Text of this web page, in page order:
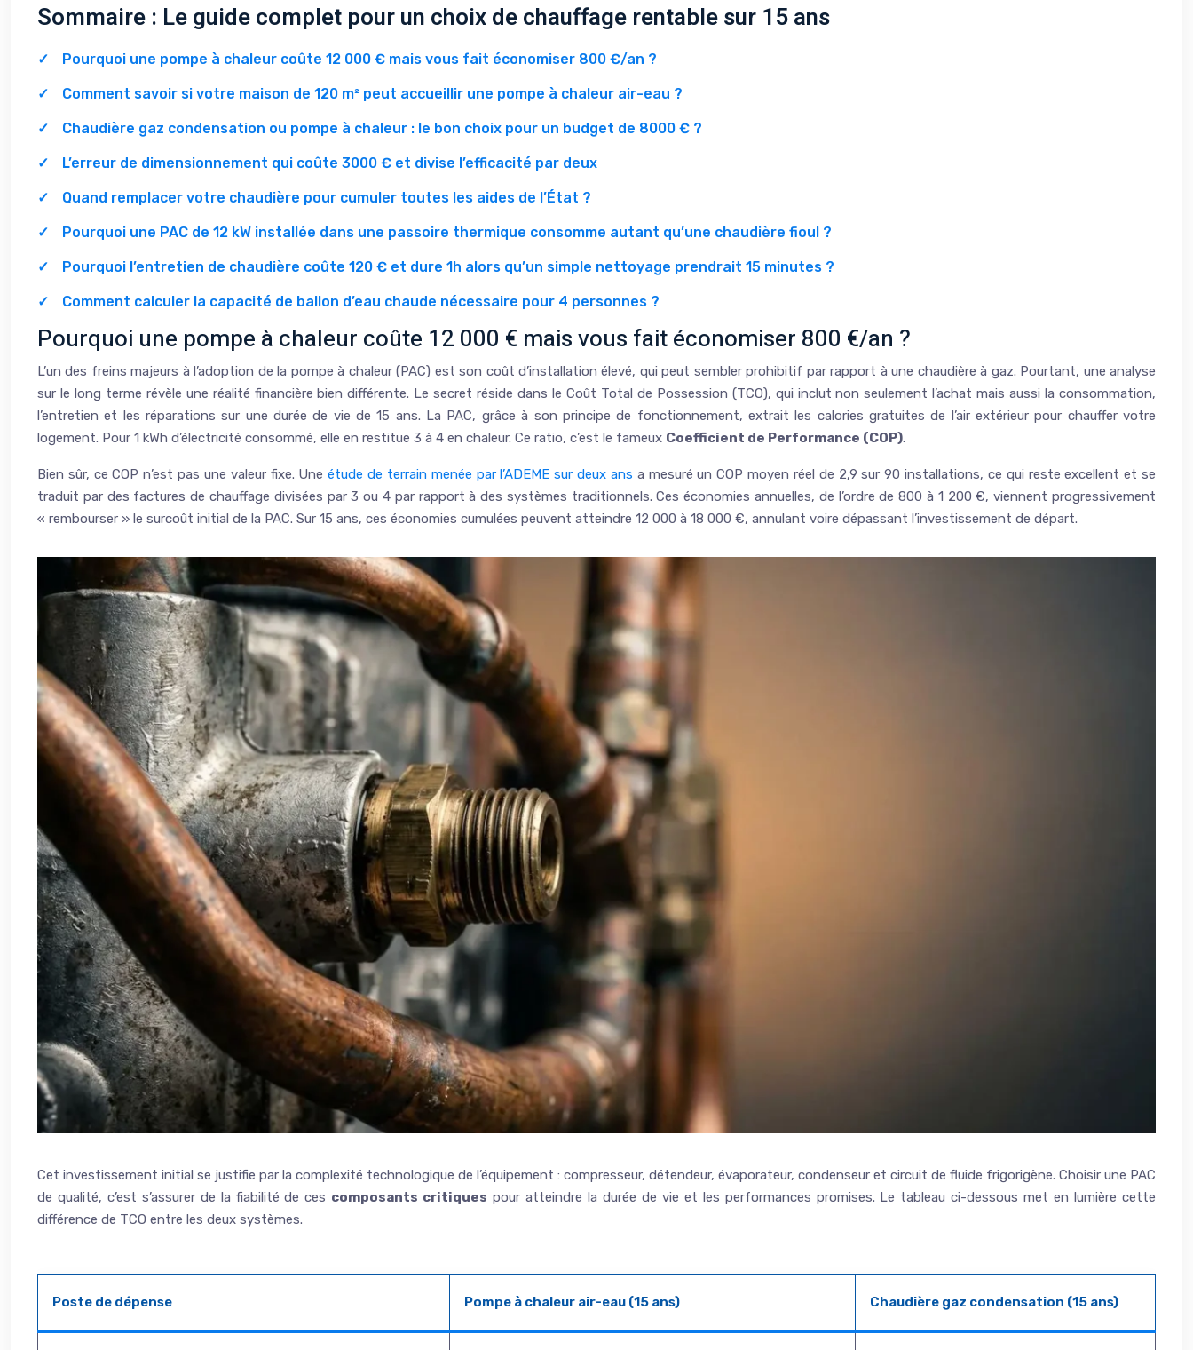
Sommaire : Le guide complet pour un choix de chauffage rentable sur 15 ans
Pourquoi une pompe à chaleur coûte 12 000 € mais vous fait économiser 800 €/an ?
Comment savoir si votre maison de 120 m² peut accueillir une pompe à chaleur air-eau ?
Chaudière gaz condensation ou pompe à chaleur : le bon choix pour un budget de 8000 € ?
L’erreur de dimensionnement qui coûte 3000 € et divise l’efficacité par deux
Quand remplacer votre chaudière pour cumuler toutes les aides de l’État ?
Pourquoi une PAC de 12 kW installée dans une passoire thermique consomme autant qu’une chaudière fioul ?
Pourquoi l’entretien de chaudière coûte 120 € et dure 1h alors qu’un simple nettoyage prendrait 15 minutes ?
Comment calculer la capacité de ballon d’eau chaude nécessaire pour 4 personnes ?
Pourquoi une pompe à chaleur coûte 12 000 € mais vous fait économiser 800 €/an ?
L’un des freins majeurs à l’adoption de la pompe à chaleur (PAC) est son coût d’installation élevé, qui peut sembler prohibitif par rapport à une chaudière à gaz. Pourtant, une analyse
sur le long terme révèle une réalité financière bien différente. Le secret réside dans le Coût Total de Possession (TCO), qui inclut non seulement l’achat mais aussi la consommation,
l’entretien et les réparations sur une durée de vie de 15 ans. La PAC, grâce à son principe de fonctionnement, extrait les calories gratuites de l’air extérieur pour chauffer votre
logement. Pour 1 kWh d’électricité consommé, elle en restitue 3 à 4 en chaleur. Ce ratio, c’est le fameux Coefficient de Performance (COP).
Bien sûr, ce COP n’est pas une valeur fixe. Uneétude de terrain menée par l’ADEME sur deux ans a mesuré un COP moyen réel de 2,9 sur 90 installations, ce qui reste excellent et se
traduit par des factures de chauffage divisées par 3 ou 4 par rapport à des systèmes traditionnels. Ces économies annuelles, de l’ordre de 800 à 1 200 €, viennent progressivement
« rembourser » le surcoût initial de la PAC. Sur 15 ans, ces économies cumulées peuvent atteindre 12 000 à 18 000 €, annulant voire dépassant l’investissement de départ.
Cet investissement initial se justifie par la complexité technologique de l’équipement : compresseur, détendeur, évaporateur, condenseur et circuit de fluide frigorigène. Choisir une PAC
de qualité, c’est s’assurer de la fiabilité de ces composants critiques pour atteindre la durée de vie et les performances promises. Le tableau ci-dessous met en lumière cette
différence de TCO entre les deux systèmes.
Poste de dépense Pompe à chaleur air-eau (15 ans) Chaudière gaz condensation (15 ans)